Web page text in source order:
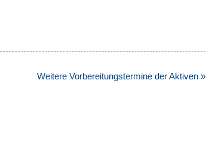
Weitere Vorbereitungstermine der Aktiven »